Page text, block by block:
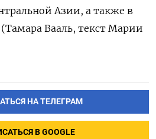
Азии, а также в
Вааль, текст Марии
НА ТЕЛЕГРАМ
В GOOGLE